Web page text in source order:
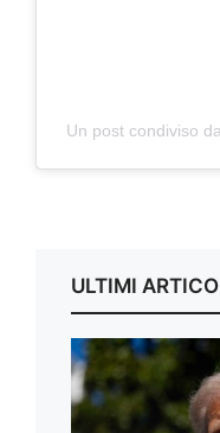
Un post condiviso
ULTIMI